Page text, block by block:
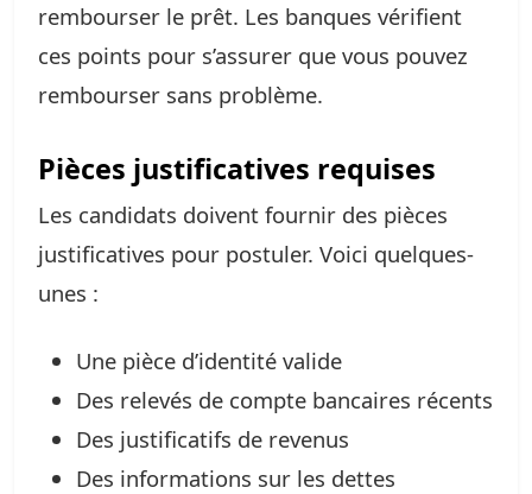
rembourser le prêt. Les banques vérifient
ces points pour s’assurer que vous pouvez
rembourser sans problème.
Pièces justificatives requises
Les candidats doivent fournir des pièces
justificatives pour postuler. Voici quelques-
unes :
Une pièce d’identité valide
Des relevés de compte bancaires récents
Des justificatifs de revenus
Des informations sur les dettes